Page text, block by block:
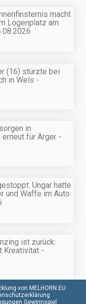
macht
Logenplatz am
(16) stürzte bei
in Wels -
in
für Ärger -
Ungar hatte
und Waffe im Auto
ist zurück:
Kreativität -
von MELHORN.EU
Gewinnspiel